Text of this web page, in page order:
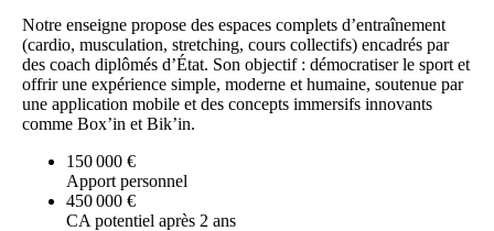
Notre enseigne propose des espaces complets d’entraînement
(cardio, musculation, stretching, cours collectifs) encadrés par
des coach diplômés d’État. Son objectif : démocratiser le sport et
offrir une expérience simple, moderne et humaine, soutenue par
une application mobile et des concepts immersifs innovants
comme Box’in et Bik’in.
150 000 €
Apport personnel
450 000 €
CA potentiel après 2 ans